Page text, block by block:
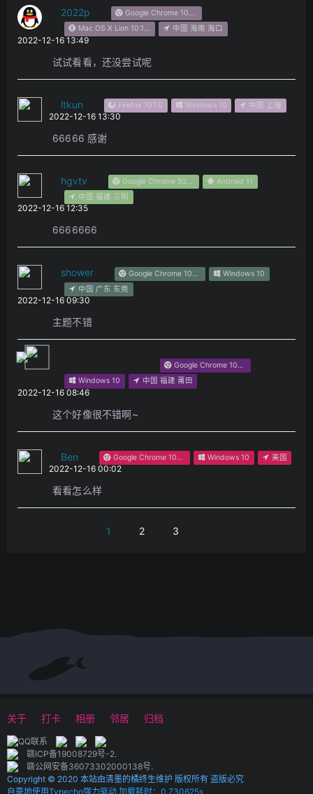
2022p
Google Chrome 108.0.0.0
Mac OS X Lion 10.15.7
中国 海南 海口
2022-12-16 13:49
试试看看，还没尝试呢
ltkun Firefox 107.0 Windows 10 中国 上海
2022-12-16 13:30
66666 感谢
hgvtv Google Chrome 92.0.4515.131
Android 11
中国 福建 三明
2022-12-16 12:35
6666666
shower Google Chrome 108.0.0.0
Windows 10
中国 广东 东莞
2022-12-16 09:30
主题不错
Google Chrome 102.0.0.0
Windows 10
中国 福建 莆田
2022-12-16 08:46
这个好像很不错啊~
Ben Google Chrome 107.0.0.0 Windows 10 美国
2022-12-16 00:02
看看怎么样
1 2 3
关于 打卡 相册 邻居 归档
赣ICP备19008729号-2.
赣公网安备36073302000138号.
Copyright © 2020 本站由清墨的橘终生维护 版权所有 盗版必究
自豪地使用Typecho强力驱动 加载耗时：0.730625s